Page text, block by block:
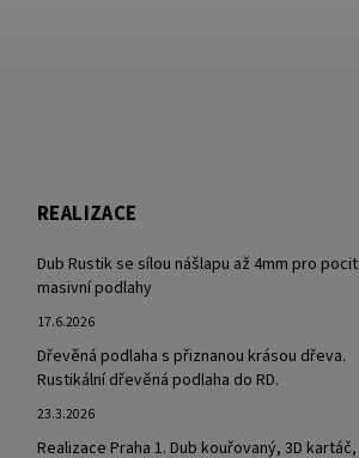
REALIZACE
Dub Rustik se sílou nášlapu až 4mm pro pocit
masivní podlahy
17.6.2026
Dřevěná podlaha s přiznanou krásou dřeva.
Rustikální dřevěná podlaha do RD.
23.3.2026
Realizace Praha 1. Dub kouřovaný, 3D kartáč,